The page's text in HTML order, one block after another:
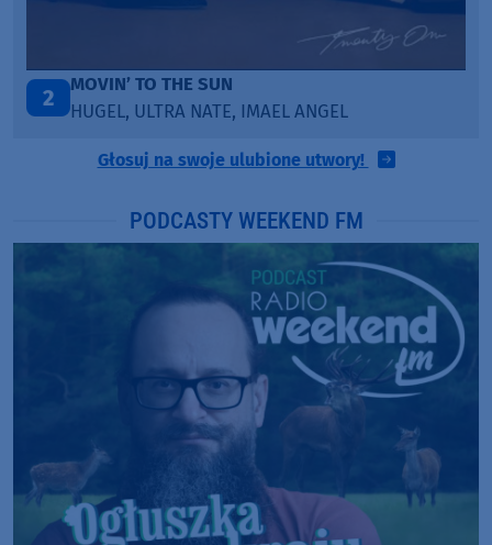
3
LEGENDARY LOVERS (SAVE ME)
KATY PERRY & CHIEF KEEF
Głosuj na swoje ulubione utwory!
PODCASTY WEEKEND FM